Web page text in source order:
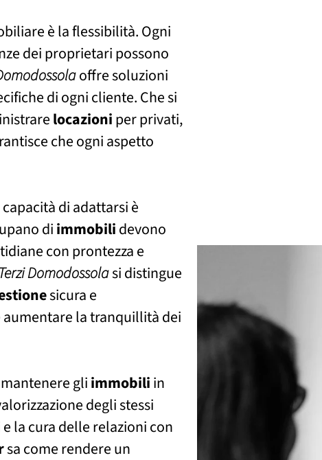
è la flessibilità. Ogni
dei proprietari possono
offre soluzioni
di ogni cliente. Che si
locazioniper privati,
che ogni aspetto
di adattarsi è
diimmobilidevono
con prontezza e
Domodossolasi distingue
sicura e
la tranquillità dei
gliimmobiliin
degli stessi
la cura delle relazioni con
sa come rendere un